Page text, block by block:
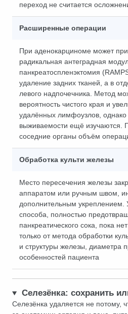
переход не считается
Расширенные операции
При аденокарциноме может
радикальная антеградная
панкреатоспленэктомия
удаление задних тканей, а в
левого надпочечника. Метод
вероятность чистого края и
удалённых лимфоузлов,
выживаемости ещё изучаются.
соседние органы объём
Обработка культи железы
Место пересечения железы
аппаратом или ручным швом,
дополнительным укреплением.
способа, полностью
панкреатического сока, пока
только от метода обработки
и структуры железы, диаметра
особенностей пациента
Селезёнка: сохранить
Селезёнка удаляется не потому,